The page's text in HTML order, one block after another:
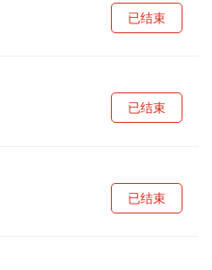
已结束
已结束
已结束